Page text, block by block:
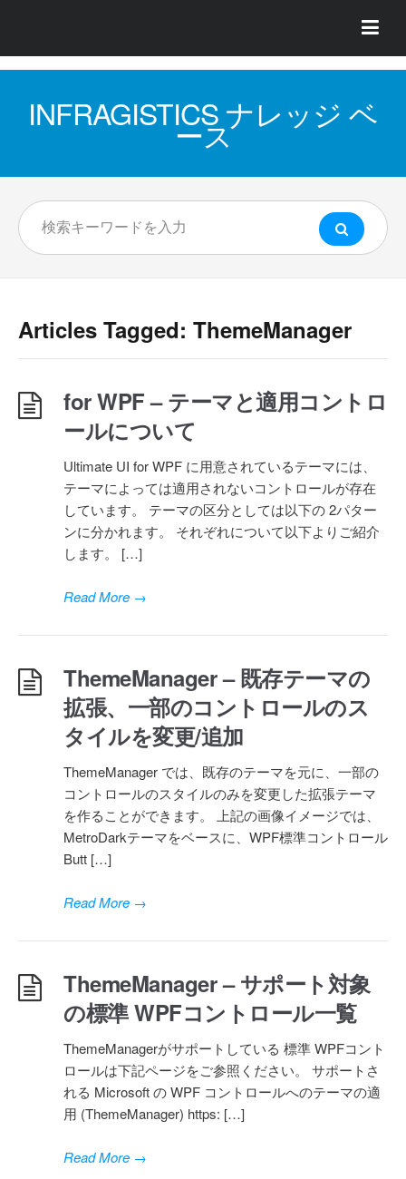
INFRAGISTICS ナレッジ ベ
ース
Articles Tagged: ThemeManager
for WPF – テーマと適用コントロ
ールについて
Ultimate UI for WPF に用意されているテーマには、
テーマによっては適用されないコントロールが存在
しています。 テーマの区分としては以下の 2パター
ンに分かれます。 それぞれについて以下よりご紹介
します。 […]
Read More →
ThemeManager – 既存テーマの
拡張、一部のコントロールのス
タイルを変更/追加
ThemeManager では、既存のテーマを元に、一部の
コントロールのスタイルのみを変更した拡張テーマ
を作ることができます。 上記の画像イメージでは、
MetroDarkテーマをベースに、WPF標準コントロール
Butt […]
Read More →
ThemeManager – サポート対象
の標準 WPFコントロール一覧
ThemeManagerがサポートしている 標準 WPFコント
ロールは下記ページをご参照ください。 サポートさ
れる Microsoft の WPF コントロールへのテーマの適
用 (ThemeManager) https: […]
Read More →